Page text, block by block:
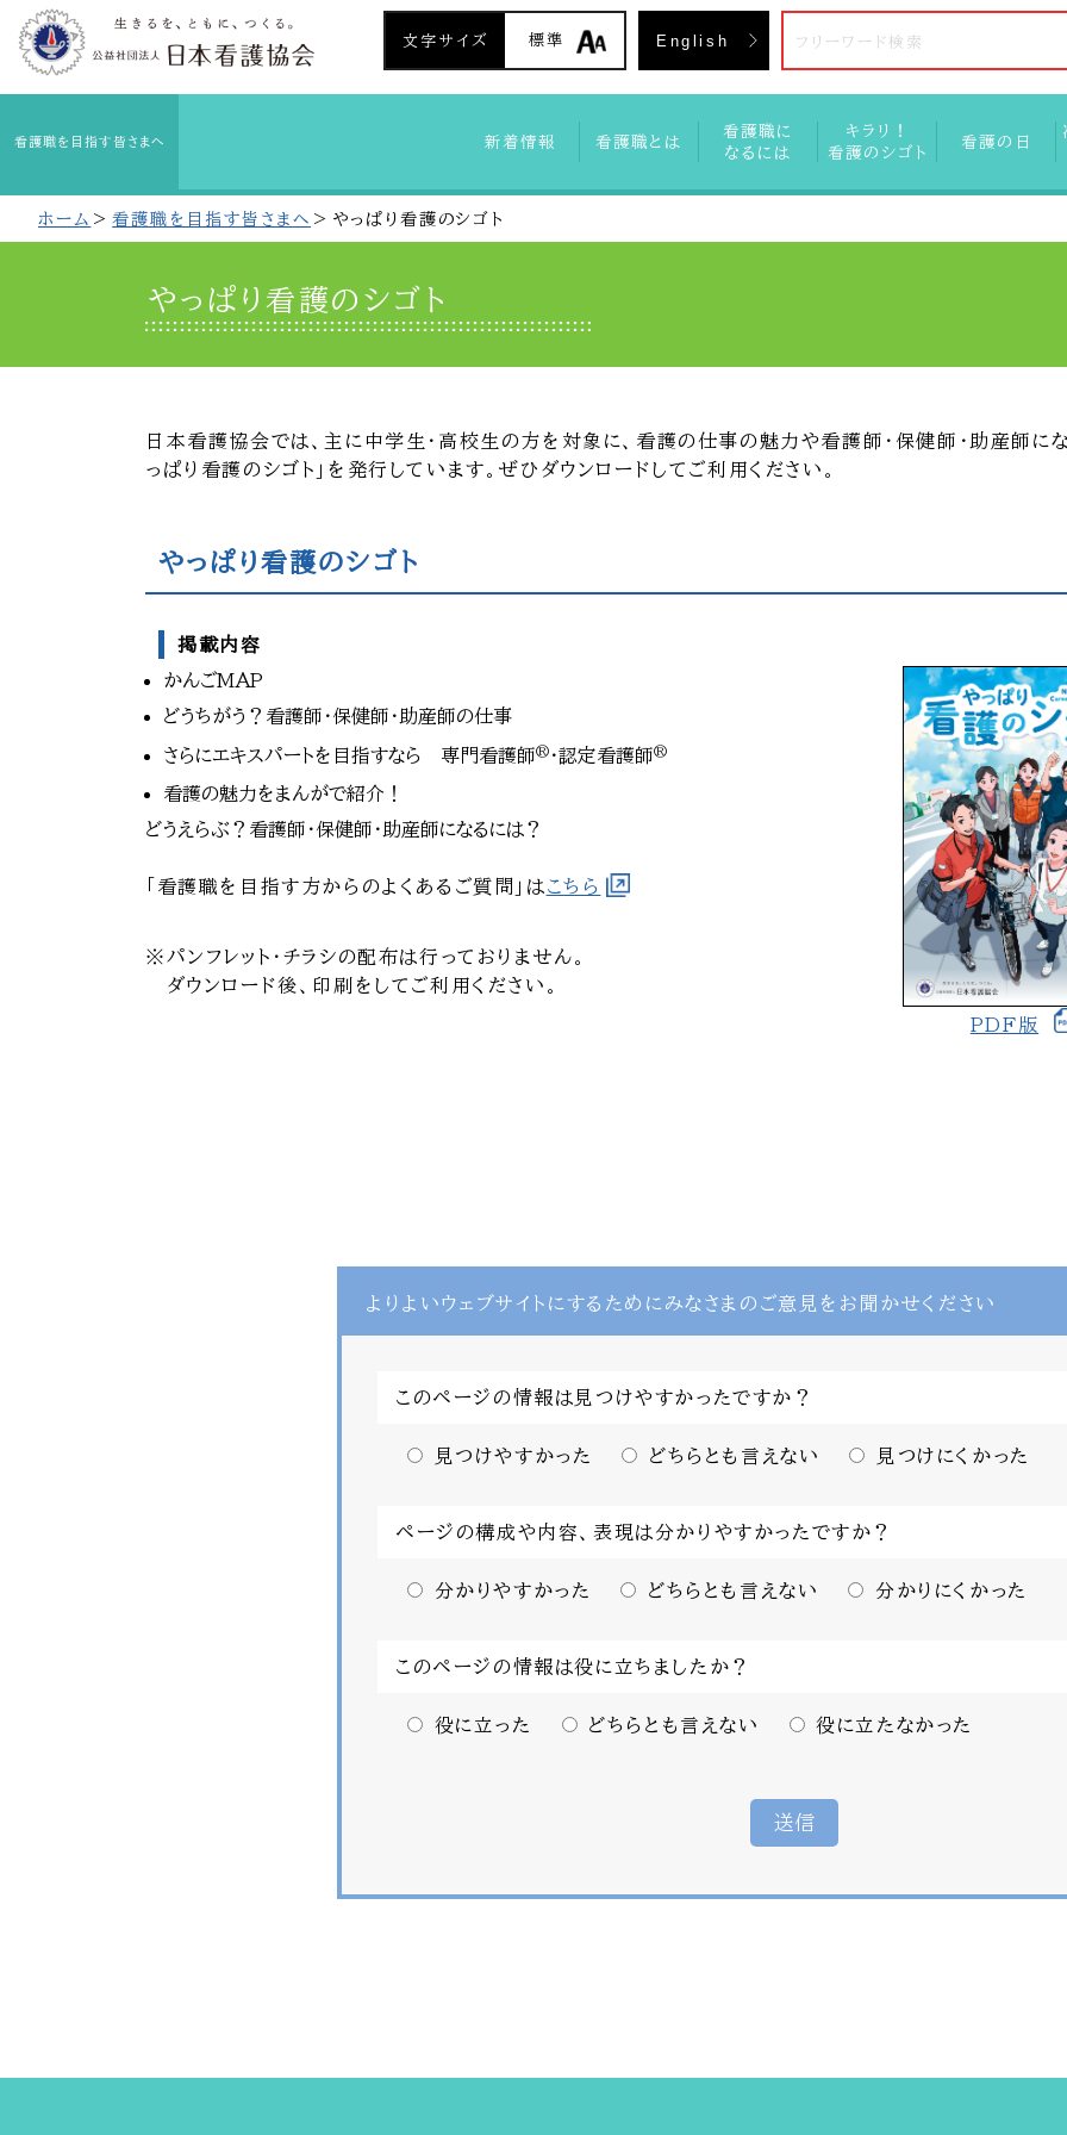
文字サイズ 標準 English
看護職を目指す皆さまへ 新着情報 看護職とは
看護職に
なるには
キラリ！
看護のシゴト
看護の日
ホーム 看護職を目指す皆さまへ やっぱり看護のシゴト
やっぱり看護のシゴト
日本看護協会では、主に中学生・高校生の方を対象に、看護の仕事の魅力や看護師・保健師・助産師に
っぱり看護のシゴト」を発行しています。ぜひダウンロードしてご利用ください。
やっぱり看護のシゴト
掲載内容
PDF版
かんごMAP
どうちがう？看護師・保健師・助産師の仕事
さらにエキスパートを目指すなら 専門看護師® ・認定看護師®
看護の魅力をまんがで紹介！
どうえらぶ？看護師・保健師・助産師になるには？
「看護職を目指す方からのよくあるご質問」は こちら
※パンフレット・チラシの配布は行っておりません。
ダウンロード後、印刷をしてご利用ください。
よりよいウェブサイトにするために みなさまのご意見をお聞かせください
このページの情報は見つけやすかったですか？
見つけやすかった どちらとも言えない 見つけにくかった
ページの構成や内容、表現は分かりやすかったですか？
分かりやすかった どちらとも言えない 分かりにくかった
このページの情報は役に立ちましたか？
役に立った どちらとも言えない 役に立たなかった